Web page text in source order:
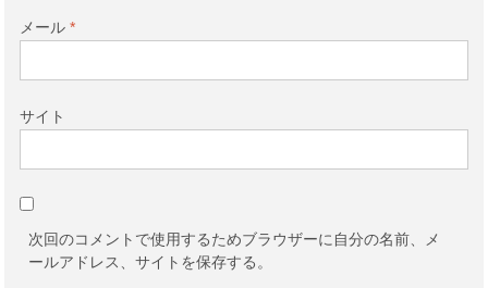
メール *
サイト
次回のコメントで使用するためブラウザーに自分の名前、メ
ールアドレス、サイトを保存する。